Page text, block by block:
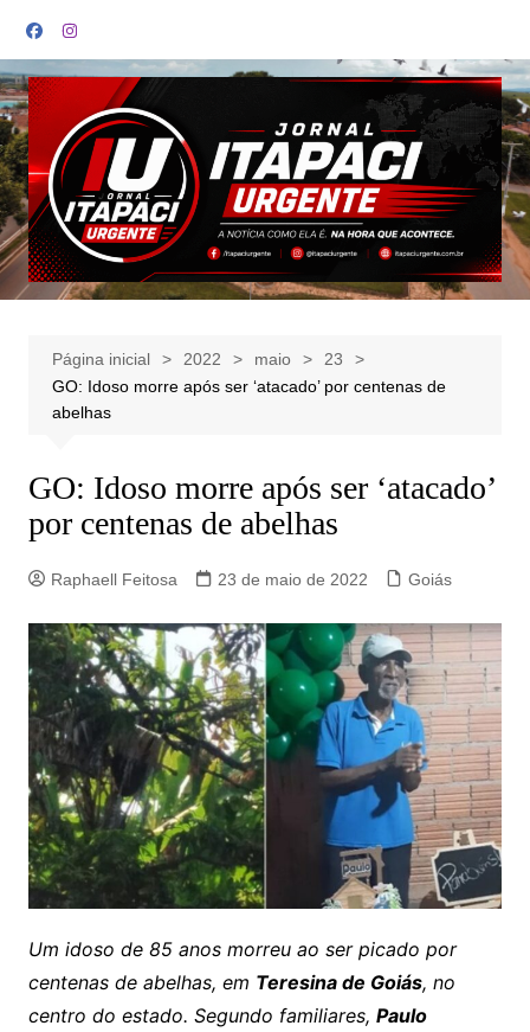
para
o
conteúdo
Página inicial 2022 maio
23
GO: Idoso morre após ser ‘atacado’ por centenas de
abelhas
GO: Idoso morre após ser ‘atacado’
por centenas de abelhas
Raphaell Feitosa 23 de maio de 2022 Goiás
Um idoso de 85 anos morreu ao ser picado por
centenas de abelhas, em Teresina de Goiás, no
centro do estado. Segundo familiares, Paulo